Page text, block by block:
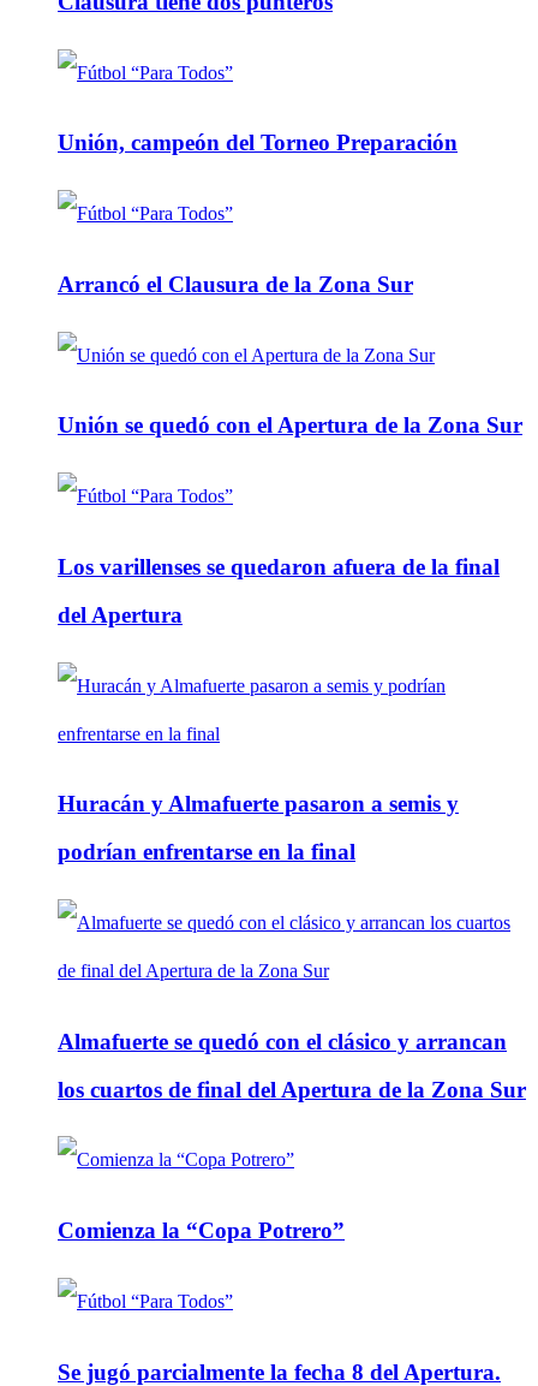
Unión, campeón del Torneo Preparación
Arrancó el Clausura de la Zona Sur
Unión se quedó con el Apertura de la Zona Sur
Los varillenses se quedaron afuera de la final
del Apertura
Huracán y Almafuerte pasaron a semis y
podrían enfrentarse en la final
Almafuerte se quedó con el clásico y arrancan
los cuartos de final del Apertura de la Zona Sur
Comienza la “Copa Potrero”
Se jugó parcialmente la fecha 8 del Apertura.